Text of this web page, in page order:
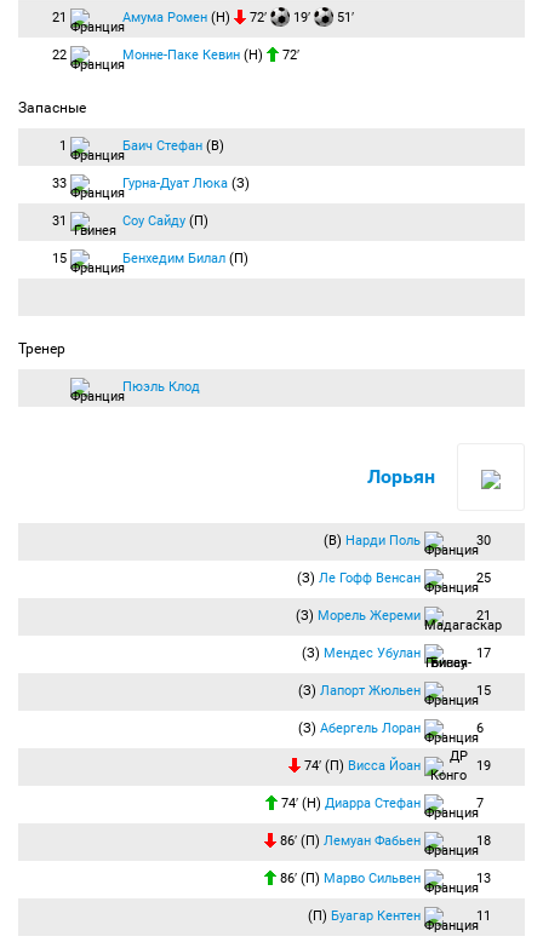
21 Амума Ромен (Н) 72′ 19′ 51′
22 Монне-Паке Кевин (Н) 72′
Запасные
1 Баич Стефан (В)
33 Гурна-Дуат Люка (З)
31 Соу Сайду (П)
15 Бенхедим Билал (П)
Тренер
Пюэль Клод
Лорьян
(В) Нарди Поль 30
(З) Ле Гофф Венсан 25
(З) Морель Жереми 21
(З) Мендес Убулан 17
(З) Лапорт Жюльен 15
(З) Абергель Лоран 6
74′ (П) Висса Йоан 19
74′ (Н) Диарра Стефан 7
86′ (П) Лемуан Фабьен 18
86′ (П) Марво Сильвен 13
(П) Буагар Кентен 11